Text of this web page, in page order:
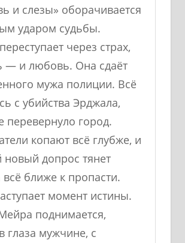
и слезы» оборачивается
ударом судьбы.
через страх,
— и любовь. Она сдаёт
мужа полиции. Всё
с убийства Эрджала,
перевернуло город.
копают всё глубже, и
новый допрос тянет
ближе к пропасти.
момент истины.
поднимается,
глаза мужчине, с